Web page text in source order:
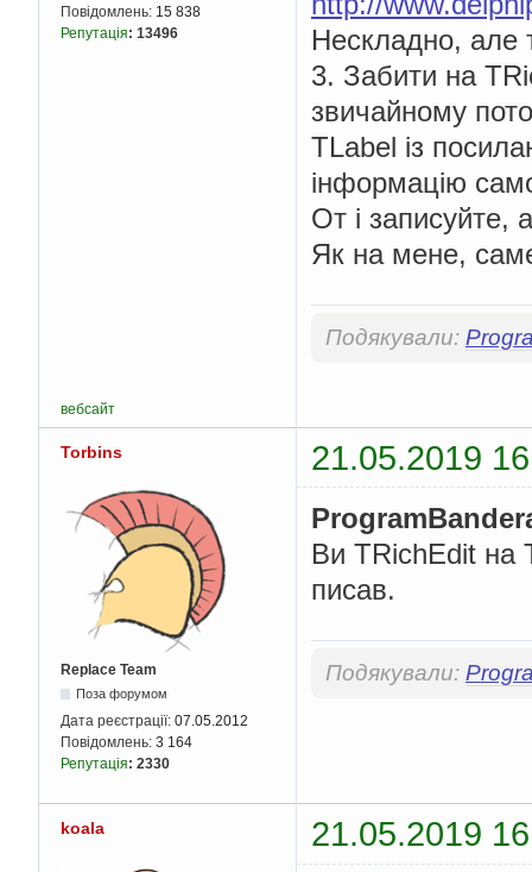
Повідомлень: 15 838
Репутація: 13496
Нескладно, але
3. Забити на
звичайному
TLabel із
інформацію
От і записуйте,
Як на мене,
Подякували:
вебсайт
Torbins 21.05.2019
Replace Team
Поза форумом
Дата реєстрації: 07.05.2012
Повідомлень: 3 164
Репутація: 2330
Ви TRichEdit на
писав.
Подякували:
koala 21.05.2019